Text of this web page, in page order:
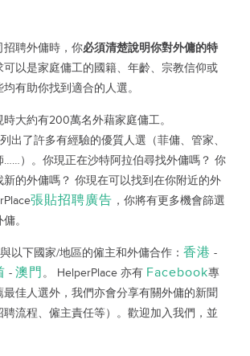
招聘外傭時，你必須清楚說明你對外傭的特
可以是家庭傭工的國籍、年齡、宗教信仰或
有助你找到適合的人選。
大約有200萬名外藉家庭傭工。
出了許多有經驗的優質人選（菲傭、管家、
……）。你現正在沙特阿拉伯尋找外傭嗎？ 你
的外傭嗎？ 你現在可以找到在你附近的外
張貼招聘廣告 ，你將有更多機會篩選
。
以下國家/地區的僱主和外傭合作： 香港 -
- 澳門 。 HelperPlace 亦有 Facebook專
佳人選外，我們亦會分享有關外傭的新聞
流程、僱主責任等）。歡迎加入我們，並